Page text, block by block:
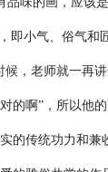
即小气、俗气和
候，老师就一再
的啊”，所以他
的传统功力和兼